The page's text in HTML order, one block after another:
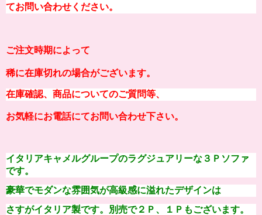
てお問い合わせください。
ご注文時期によって
稀に在庫切れの場合がございます。
在庫確認、商品についてのご質問等、
お気軽にお電話にてお問い合わせ下さい。
イタリアキャメルグループのラグジュアリーな３Ｐソファ
です。
豪華でモダンな雰囲気が高級感に溢れたデザインは
さすがイタリア製です。別売で２Ｐ、１Ｐもございます。